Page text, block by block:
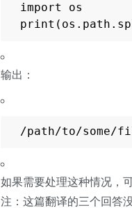
import os
输出：
/path/to/
如果需要处理这种情况，
注：这篇翻译的三个回答